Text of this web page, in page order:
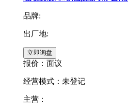
品牌:
出厂地:
报价： 面议
经营模式：未登记
主营：